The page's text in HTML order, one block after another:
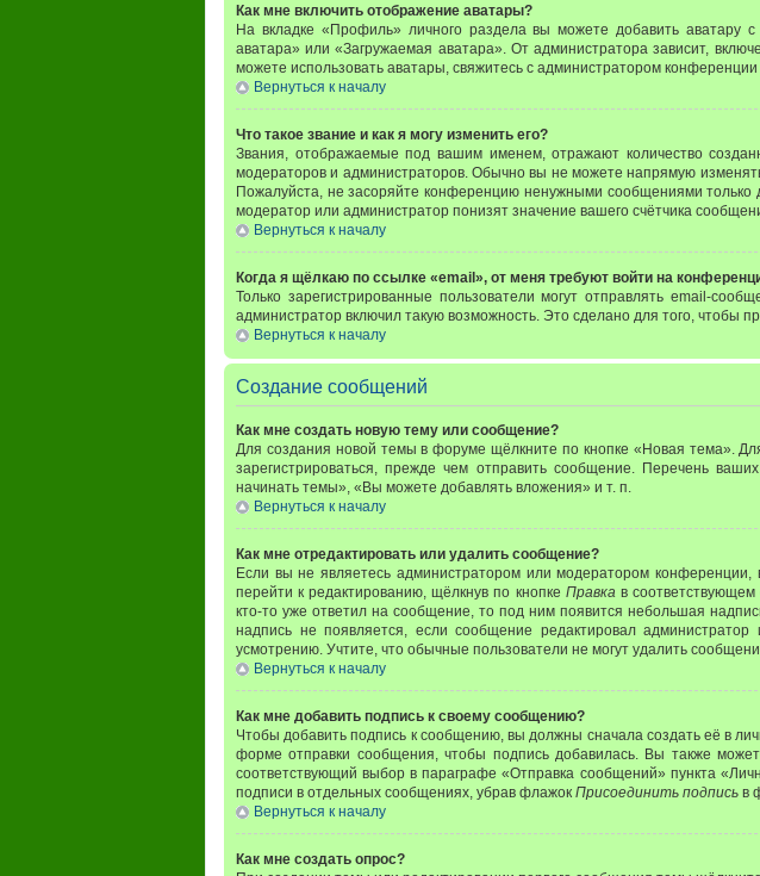
Как мне включить отображение аватары?
На вкладке «Профиль» личного раздела вы можете добавить аватару
аватара» или «Загружаемая аватара». От администратора зависит,
можете использовать аватары, свяжитесь с администратором
Вернуться к началу
Что такое звание и как я могу изменить его?
Звания, отображаемые под вашим именем, отражают количество
модераторов и администраторов. Обычно вы не можете напрямую
Пожалуйста, не засоряйте конференцию ненужными сообщениями
модератор или администратор понизят значение вашего счётчика
Вернуться к началу
Когда я щёлкаю по ссылке «email», от меня требуют войти на
Только зарегистрированные пользователи могут отправлять email-
администратор включил такую возможность. Это сделано для того, чтобы
Вернуться к началу
Создание сообщений
Как мне создать новую тему или сообщение?
Для создания новой темы в форуме щёлкните по кнопке «Новая тема».
зарегистрироваться, прежде чем отправить сообщение. Перечень
начинать темы», «Вы можете добавлять вложения» и т. п.
Вернуться к началу
Как мне отредактировать или удалить сообщение?
Если вы не являетесь администратором или модератором
перейти к редактированию, щёлкнув по кнопке Правкав соответствующем
кто-то уже ответил на сообщение, то под ним появится небольшая
надпись не появляется, если сообщение редактировал
усмотрению. Учтите, что обычные пользователи не могут удалить
Вернуться к началу
Как мне добавить подпись к своему сообщению?
Чтобы добавить подпись к сообщению, вы должны сначала создать её в
форме отправки сообщения, чтобы подпись добавилась. Вы также
соответствующий выбор в параграфе «Отправка сообщений» пункта
подписи в отдельных сообщениях, убрав флажок Присоединить подпись в
Вернуться к началу
Как мне создать опрос?